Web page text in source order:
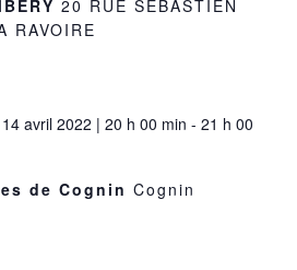
20 RUE SEBASTIEN
RAVOIRE
14 avril 2022 | 20 h 00 min -21 h 00
de CogninCognin